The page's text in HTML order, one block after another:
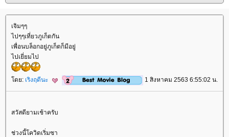
เจิมๆๆ
ไปๆๆเที่ยวภูเก็ตกัน
เพื่อนบล็อกอยู่ภูเก็ตก็มีอยู่
ไปเยี่ยมไป
ดย: เริงฤดีนะ 1 สิงหาคม 2563 6:55:02 น.
สวัสดียามเช้าครับ
ช่วงนี้โควิดเริ่มซา